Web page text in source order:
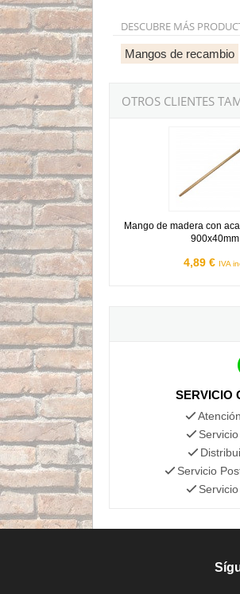
DESCUBRE MÁS
Mangos de recambio
OTROS CLIENTES
Mango de madera con
900x40mm
4,89 € IVA
SERVICIO
Servicio